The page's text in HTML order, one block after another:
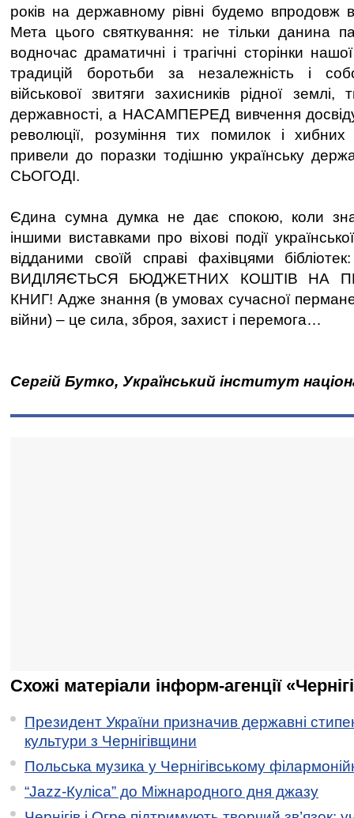
років на державному рівні будемо впродовж
Мета цього святкування: не тільки данина
водночас драматичні і трагічні сторінки
традицій боротьби за незалежність і
військової звитяги захисників рідної землі,
державності, а НАСАМПЕРЕД вивчення досвіду
революції, розуміння тих помилок і
привели до поразки тодішню українську
СЬОГОДІ.
Єдина сумна думка не дає спокою, коли
іншими виставками про віхові події української
відданими своїй справі фахівцями
ВИДІЛЯЄТЬСЯ БЮДЖЕТНИХ КОШТІВ НА
КНИГ! Адже знання (в умовах сучасної
війни) – це сила, зброя, захист і перемога…
Сергій Бутко, Український інститут
Схожі матеріали інформ-агенції
Президент України призначив державні
культури з Чернігівщини
Польська музика у Чернігівському
“Jazz-Куліса” до Міжнародного дня джазу